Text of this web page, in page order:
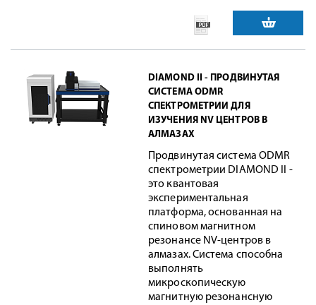
DIAMOND II - ПРОДВИНУТАЯ
СИСТЕМА ODMR
СПЕКТРОМЕТРИИ ДЛЯ
ИЗУЧЕНИЯ NV ЦЕНТРОВ В
АЛМАЗАХ
Продвинутая система ODMR
спектрометрии DIAMOND II -
это квантовая
экспериментальная
платформа, основанная на
спиновом магнитном
резонансе NV-центров в
алмазах. Система способна
выполнять
микроскопическую
магнитную резонансную